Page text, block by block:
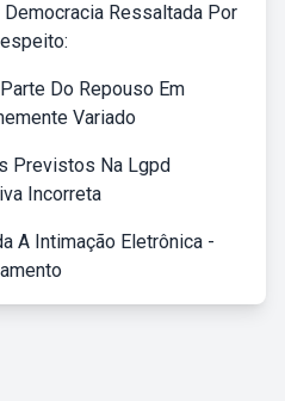
Ressaltada Por
Do Repouso Em
Variado
Previstos Na Lgpd
Incorreta
A Intimação Eletrônica -